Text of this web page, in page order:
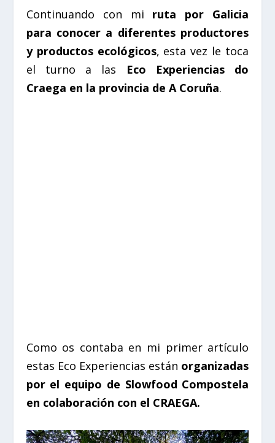
Continuando con mi ruta por Galicia
para conocer a diferentes productores
y productos ecológicos, esta vez le toca
el turno a las Eco Experiencias do
Craega en la provincia de A Coruña.
Como os contaba en mi primer artículo
estas Eco Experiencias están organizadas
por el equipo de Slowfood Compostela
en colaboración con el CRAEGA.